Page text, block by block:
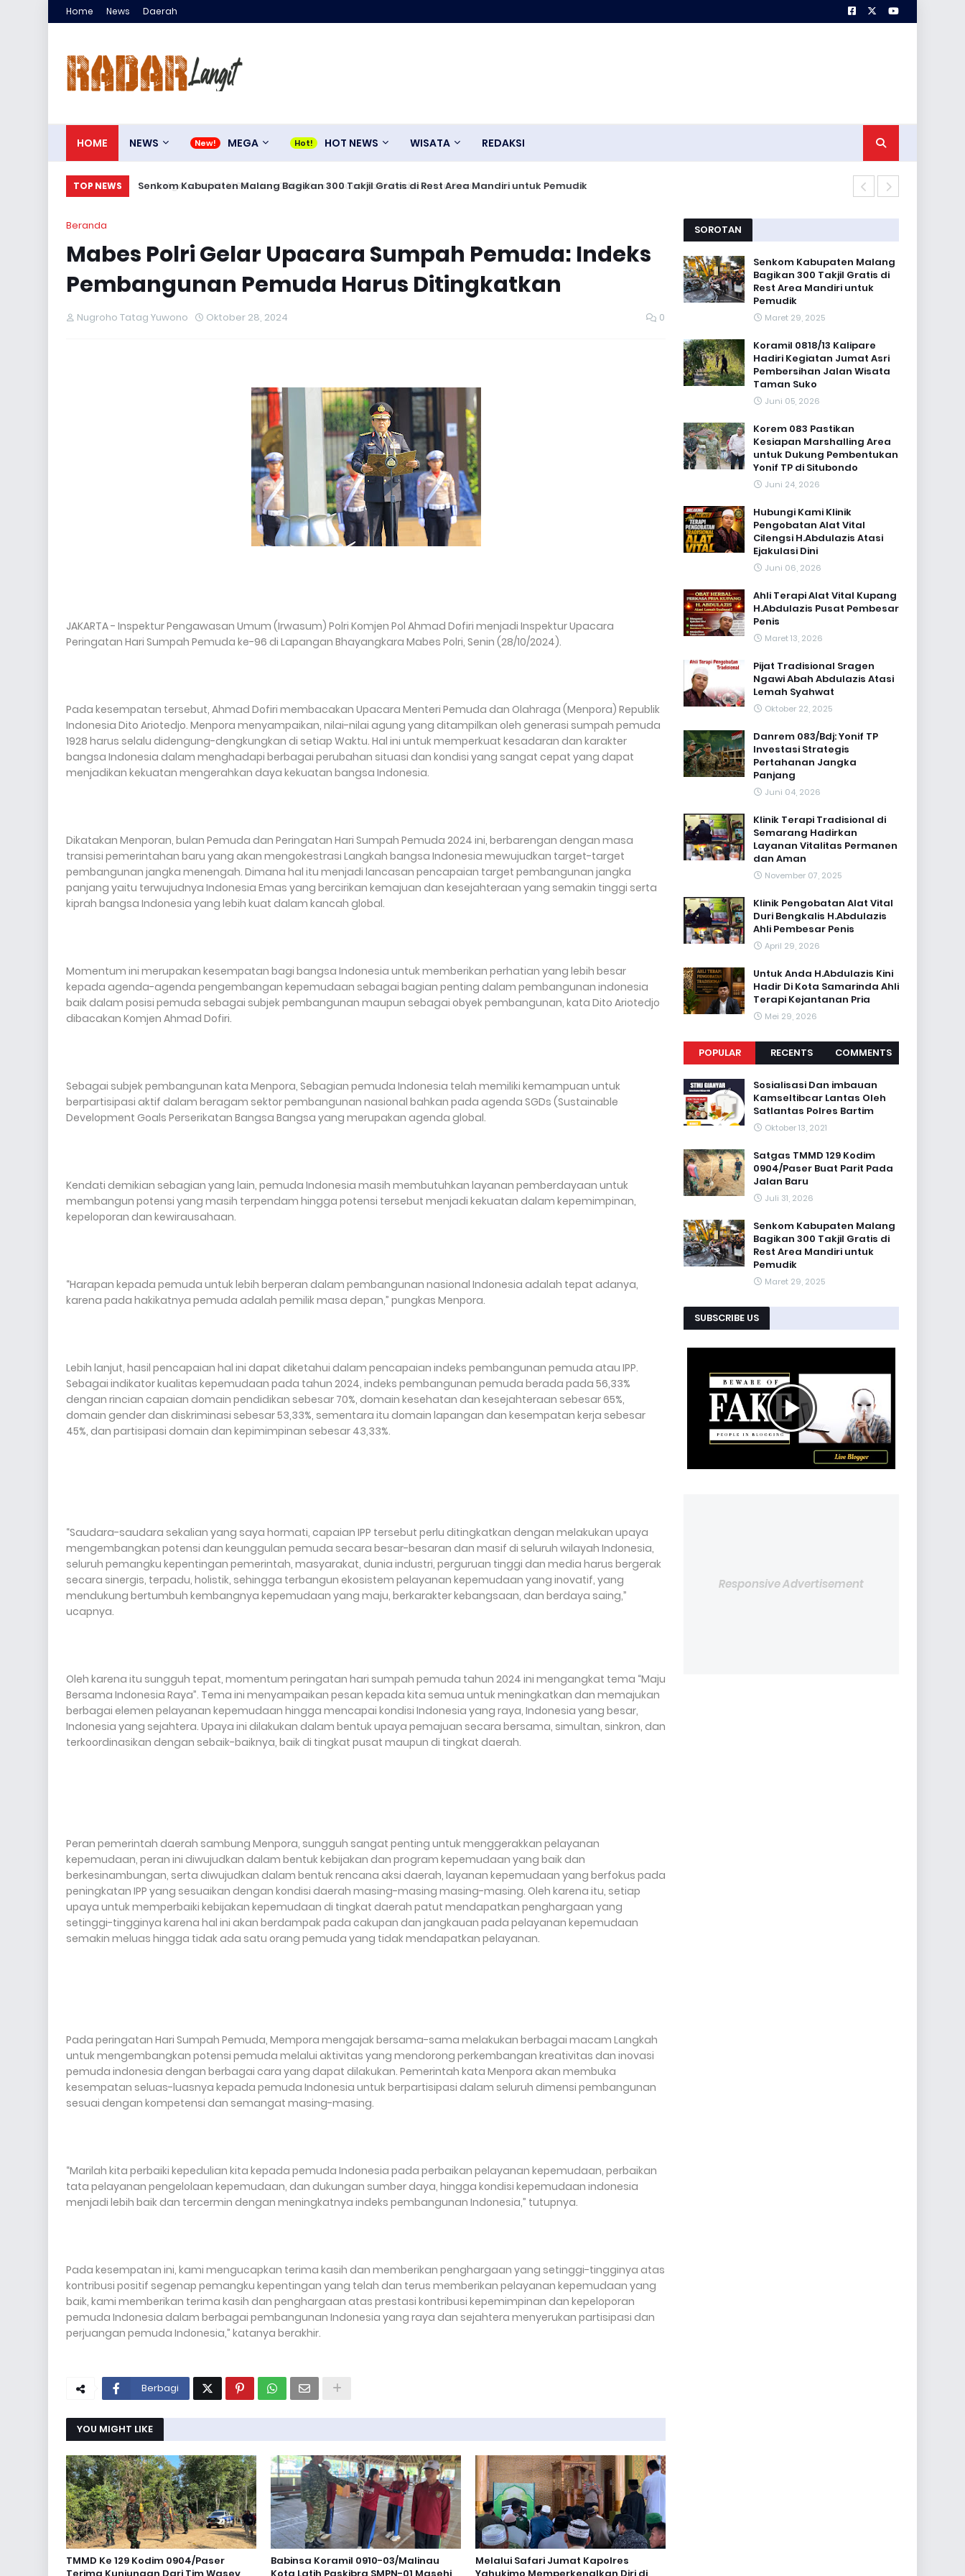
Home News Daerah
HOME NEWS MEGA HOT NEWS WISATA REDAKSI
TOP NEWS Senkom Kabupaten Malang Bagikan 300 Takjil Gratis di Rest Area Mandiri untuk Pemudik
Beranda
Mabes Polri Gelar Upacara Sumpah Pemuda: Indeks
Pembangunan Pemuda Harus Ditingkatkan
Nugroho Tatag Yuwono Oktober 28, 2024 0
JAKARTA - Inspektur Pengawasan Umum (Irwasum) Polri Komjen Pol Ahmad Dofiri menjadi Inspektur Upacara
Peringatan Hari Sumpah Pemuda ke-96 di Lapangan Bhayangkara Mabes Polri, Senin (28/10/2024).
Pada kesempatan tersebut, Ahmad Dofiri membacakan Upacara Menteri Pemuda dan Olahraga (Menpora) Republik
Indonesia Dito Ariotedjo. Menpora menyampaikan, nilai-nilai agung yang ditampilkan oleh generasi sumpah pemuda
1928 harus selalu didengung-dengkungkan di setiap Waktu. Hal ini untuk memperkuat kesadaran dan karakter
bangsa Indonesia dalam menghadapi berbagai perubahan situasi dan kondisi yang sangat cepat yang dapat
menjadikan kekuatan mengerahkan daya kekuatan bangsa Indonesia.
Dikatakan Menporan, bulan Pemuda dan Peringatan Hari Sumpah Pemuda 2024 ini, berbarengan dengan masa
transisi pemerintahan baru yang akan mengokestrasi Langkah bangsa Indonesia mewujudkan target-target
pembangunan jangka menengah. Dimana hal itu menjadi lancasan pencapaian target pembangunan jangka
panjang yaitu terwujudnya Indonesia Emas yang bercirikan kemajuan dan kesejahteraan yang semakin tinggi serta
kiprah bangsa Indonesia yang lebih kuat dalam kancah global.
Momentum ini merupakan kesempatan bagi bangsa Indonesia untuk memberikan perhatian yang lebih besar
kepada agenda-agenda pengembangan kepemudaan sebagai bagian penting dalam pembangunan indonesia
baik dalam posisi pemuda sebagai subjek pembangunan maupun sebagai obyek pembangunan, kata Dito Ariotedjo
dibacakan Komjen Ahmad Dofiri.
Sebagai subjek pembangunan kata Menpora, Sebagian pemuda Indonesia telah memiliki kemampuan untuk
berpartisipasi aktif dalam beragam sektor pembangunan nasional bahkan pada agenda SGDs (Sustainable
Development Goals Perserikatan Bangsa Bangsa yang merupakan agenda global.
Kendati demikian sebagian yang lain, pemuda Indonesia masih membutuhkan layanan pemberdayaan untuk
membangun potensi yang masih terpendam hingga potensi tersebut menjadi kekuatan dalam kepemimpinan,
kepeloporan dan kewirausahaan.
“Harapan kepada pemuda untuk lebih berperan dalam pembangunan nasional Indonesia adalah tepat adanya,
karena pada hakikatnya pemuda adalah pemilik masa depan,” pungkas Menpora.
Lebih lanjut, hasil pencapaian hal ini dapat diketahui dalam pencapaian indeks pembangunan pemuda atau IPP.
Sebagai indikator kualitas kepemudaan pada tahun 2024, indeks pembangunan pemuda berada pada 56,33%
dengan rincian capaian domain pendidikan sebesar 70%, domain kesehatan dan kesejahteraan sebesar 65%,
domain gender dan diskriminasi sebesar 53,33%, sementara itu domain lapangan dan kesempatan kerja sebesar
45%, dan partisipasi domain dan kepimimpinan sebesar 43,33%.
“Saudara-saudara sekalian yang saya hormati, capaian IPP tersebut perlu ditingkatkan dengan melakukan upaya
mengembangkan potensi dan keunggulan pemuda secara besar-besaran dan masif di seluruh wilayah Indonesia,
seluruh pemangku kepentingan pemerintah, masyarakat, dunia industri, perguruan tinggi dan media harus bergerak
secara sinergis, terpadu, holistik, sehingga terbangun ekosistem pelayanan kepemudaan yang inovatif, yang
mendukung bertumbuh kembangnya kepemudaan yang maju, berkarakter kebangsaan, dan berdaya saing,”
ucapnya.
Oleh karena itu sungguh tepat, momentum peringatan hari sumpah pemuda tahun 2024 ini mengangkat tema “Maju
Bersama Indonesia Raya”. Tema ini menyampaikan pesan kepada kita semua untuk meningkatkan dan memajukan
berbagai elemen pelayanan kepemudaan hingga mencapai kondisi Indonesia yang raya, Indonesia yang besar,
Indonesia yang sejahtera. Upaya ini dilakukan dalam bentuk upaya pemajuan secara bersama, simultan, sinkron, dan
terkoordinasikan dengan sebaik-baiknya, baik di tingkat pusat maupun di tingkat daerah.
Peran pemerintah daerah sambung Menpora, sungguh sangat penting untuk menggerakkan pelayanan
kepemudaan, peran ini diwujudkan dalam bentuk kebijakan dan program kepemudaan yang baik dan
berkesinambungan, serta diwujudkan dalam bentuk rencana aksi daerah, layanan kepemudaan yang berfokus pada
peningkatan IPP yang sesuaikan dengan kondisi daerah masing-masing masing-masing. Oleh karena itu, setiap
upaya untuk memperbaiki kebijakan kepemudaan di tingkat daerah patut mendapatkan penghargaan yang
setinggi-tingginya karena hal ini akan berdampak pada cakupan dan jangkauan pada pelayanan kepemudaan
semakin meluas hingga tidak ada satu orang pemuda yang tidak mendapatkan pelayanan.
Pada peringatan Hari Sumpah Pemuda, Mempora mengajak bersama-sama melakukan berbagai macam Langkah
untuk mengembangkan potensi pemuda melalui aktivitas yang mendorong perkembangan kreativitas dan inovasi
pemuda indonesia dengan berbagai cara yang dapat dilakukan. Pemerintah kata Menpora akan membuka
kesempatan seluas-luasnya kepada pemuda Indonesia untuk berpartisipasi dalam seluruh dimensi pembangunan
sesuai dengan kompetensi dan semangat masing-masing.
“Marilah kita perbaiki kepedulian kita kepada pemuda Indonesia pada perbaikan pelayanan kepemudaan, perbaikan
tata pelayanan pengelolaan kepemudaan, dan dukungan sumber daya, hingga kondisi kepemudaan indonesia
menjadi lebih baik dan tercermin dengan meningkatnya indeks pembangunan Indonesia,” tutupnya.
Pada kesempatan ini, kami mengucapkan terima kasih dan memberikan penghargaan yang setinggi-tingginya atas
kontribusi positif segenap pemangku kepentingan yang telah dan terus memberikan pelayanan kepemudaan yang
baik, kami memberikan terima kasih dan penghargaan atas prestasi kontribusi kepemimpinan dan kepeloporan
pemuda Indonesia dalam berbagai pembangunan Indonesia yang raya dan sejahtera menyerukan partisipasi dan
perjuangan pemuda Indonesia,” katanya berakhir.
Berbagi
YOU MIGHT LIKE
TMMD Ke 129 Kodim 0904/Paser
Babinsa Koramil 0910-03/Malinau
Melalui Safari Jumat Kapolres
SOROTAN
Senkom Kabupaten Malang
Bagikan 300 Takjil Gratis di
Rest Area Mandiri untuk
Pemudik
Maret 29, 2025
Koramil 0818/13 Kalipare
Hadiri Kegiatan Jumat Asri
Pembersihan Jalan Wisata
Taman Suko
Juni 05, 2026
Korem 083 Pastikan
Kesiapan Marshalling Area
untuk Dukung Pembentukan
Yonif TP di Situbondo
Juni 24, 2026
Hubungi Kami Klinik
Pengobatan Alat Vital
Cilengsi H.Abdulazis Atasi
Ejakulasi Dini
Juni 06, 2026
Ahli Terapi Alat Vital Kupang
H.Abdulazis Pusat Pembesar
Penis
Maret 13, 2026
Pijat Tradisional Sragen
Ngawi Abah Abdulazis Atasi
Lemah Syahwat
Oktober 22, 2025
Danrem 083/Bdj: Yonif TP
Investasi Strategis
Pertahanan Jangka
Panjang
Juni 04, 2026
Klinik Terapi Tradisional di
Semarang Hadirkan
Layanan Vitalitas Permanen
dan Aman
November 07, 2025
Klinik Pengobatan Alat Vital
Duri Bengkalis H.Abdulazis
Ahli Pembesar Penis
April 29, 2026
Untuk Anda H.Abdulazis Kini
Hadir Di Kota Samarinda Ahli
Terapi Kejantanan Pria
Mei 29, 2026
POPULAR RECENTS COMMENTS
Sosialisasi Dan imbauan
Kamseltibcar Lantas Oleh
Satlantas Polres Bartim
Oktober 13, 2021
Satgas TMMD 129 Kodim
0904/Paser Buat Parit Pada
Jalan Baru
Juli 31, 2026
Senkom Kabupaten Malang
Bagikan 300 Takjil Gratis di
Rest Area Mandiri untuk
Pemudik
Maret 29, 2025
SUBSCRIBE US
Responsive Advertisement